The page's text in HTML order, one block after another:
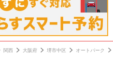
関西 大阪府 堺市中区 オートパーク